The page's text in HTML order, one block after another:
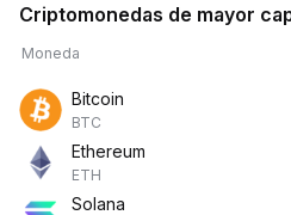
Criptomonedas de mayor
Moneda
Bitcoin
BTC
Ethereum
ETH
Solana